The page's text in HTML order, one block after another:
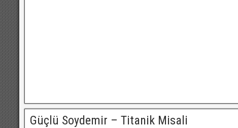
Güçlü Soydemir – Titanik Misali